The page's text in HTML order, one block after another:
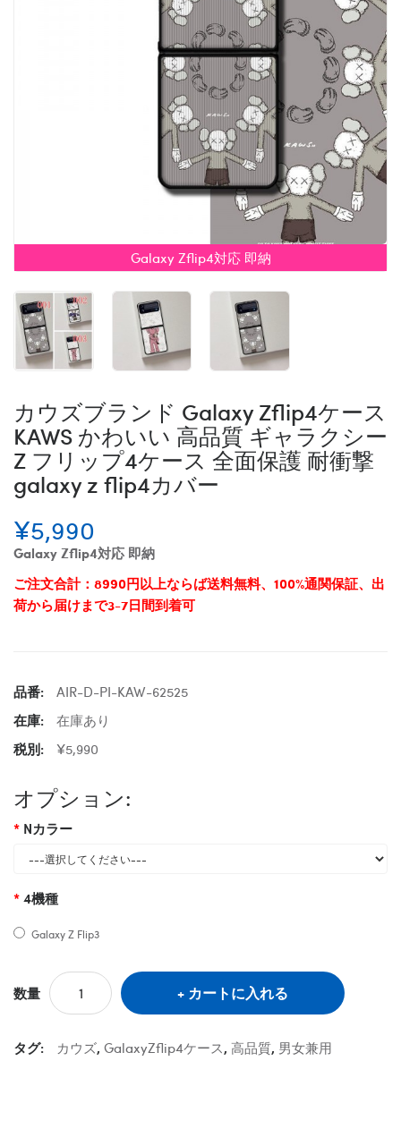
Galaxy Zflip4対応 即納
カウズブランド Galaxy Zflip4ケース
KAWS かわいい 高品質 ギャラクシー
Z フリップ4ケース 全面保護 耐衝撃
galaxy z flip4カバー
¥5,990
Galaxy Zflip4対応 即納
ご注文合計：8990円以上ならば送料無料、100%通関保証、出
荷から届けまで3-7日間到着可
品番:
AIR-D-PI-KAW-62525
在庫:
在庫あり
税別:
¥5,990
オプション:
Nカラー
4機種
Galaxy Z Flip3
数量 カートに入れる
タグ: カウズ, GalaxyZflip4ケース, 高品質, 男女兼用